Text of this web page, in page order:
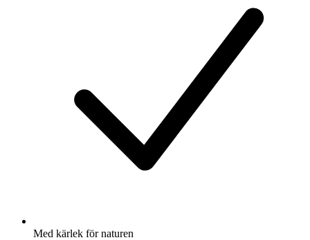
Med kärlek för naturen